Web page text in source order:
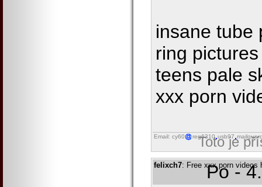
insane tube
ring
teens pale
xxx porn
Email: cy60 reg6310 usb97
Toto je
felixch7: Free xxx porn videos
Po -